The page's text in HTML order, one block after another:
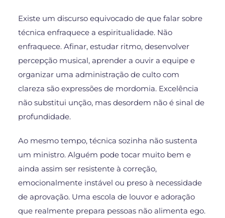
Existe um discurso equivocado de que falar sobre
técnica enfraquece a espiritualidade. Não
enfraquece. Afinar, estudar ritmo, desenvolver
percepção musical, aprender a ouvir a equipe e
organizar uma administração de culto com
clareza são expressões de mordomia. Excelência
não substitui unção, mas desordem não é sinal de
profundidade.
Ao mesmo tempo, técnica sozinha não sustenta
um ministro. Alguém pode tocar muito bem e
ainda assim ser resistente à correção,
emocionalmente instável ou preso à necessidade
de aprovação. Uma escola de louvor e adoração
que realmente prepara pessoas não alimenta ego.